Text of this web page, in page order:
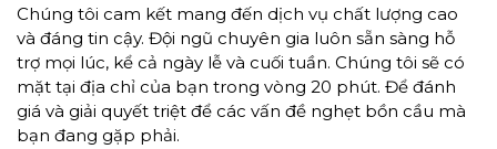
Chúng tôi cam kết mang đến dịch vụ chất lượng cao
và đáng tin cậy. Đội ngũ chuyên gia luôn sẵn sàng hỗ
trợ mọi lúc, kể cả ngày lễ và cuối tuần. Chúng tôi sẽ có
mặt tại địa chỉ của bạn trong vòng 20 phút. Để đánh
giá và giải quyết triệt để các vấn đề nghẹt bồn cầu mà
bạn đang gặp phải.